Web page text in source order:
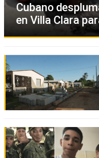
Cubano
en Villa Clara